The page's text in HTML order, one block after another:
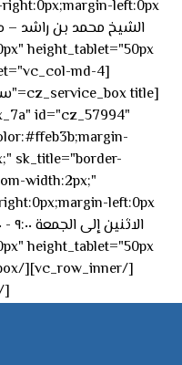
id="cz_57994"
sk_title="border-
width:2px;"